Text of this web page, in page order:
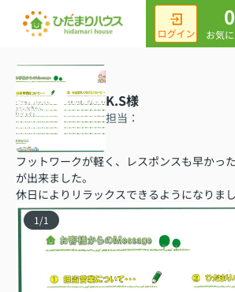
0
お気
K.S様
担当：
フットワークが軽く、レスポンスも早かっ
が出来ました。
休日によりリラックスできるようになりまし
1/1